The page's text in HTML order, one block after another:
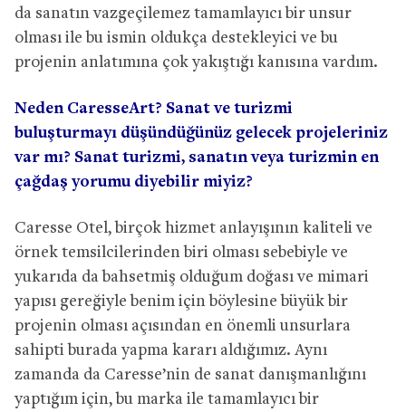
da sanatın vazgeçilemez tamamlayıcı bir unsur
olması ile bu ismin oldukça destekleyici ve bu
projenin anlatımına çok yakıştığı kanısına vardım.
Neden CaresseArt? Sanat ve turizmi
buluşturmayı düşündüğünüz gelecek projeleriniz
var mı? Sanat turizmi, sanatın veya turizmin en
çağdaş yorumu diyebilir miyiz?
Caresse Otel, birçok hizmet anlayışının kaliteli ve
örnek temsilcilerinden biri olması sebebiyle ve
yukarıda da bahsetmiş olduğum doğası ve mimari
yapısı gereğiyle benim için böylesine büyük bir
projenin olması açısından en önemli unsurlara
sahipti burada yapma kararı aldığımız. Aynı
zamanda da Caresse’nin de sanat danışmanlığını
yaptığım için, bu marka ile tamamlayıcı bir